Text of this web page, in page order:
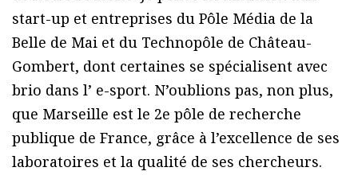
start-up et entreprises du Pôle Média de la
Belle de Mai et du Technopôle de Château-
Gombert, dont certaines se spécialisent avec
brio dans l’ e-sport. N’oublions pas, non plus,
que Marseille est le 2e pôle de recherche
publique de France, grâce à l’excellence de ses
laboratoires et la qualité de ses chercheurs.